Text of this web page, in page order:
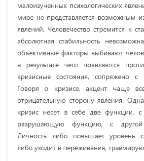
малоизученных психологических
мире не представляется возможным
явлений. Человечество стремится к
абсолютная стабильность
объективные факторы выбивают
в результате чего появляются
кризисные состояния, сопряжено
Говоря о кризисе, акцент чаще
отрицательную сторону явления.
кризис несет в себе две функции,
разрушающую функцию, с
Личность либо повышает уровень
либо уходит в переживания,